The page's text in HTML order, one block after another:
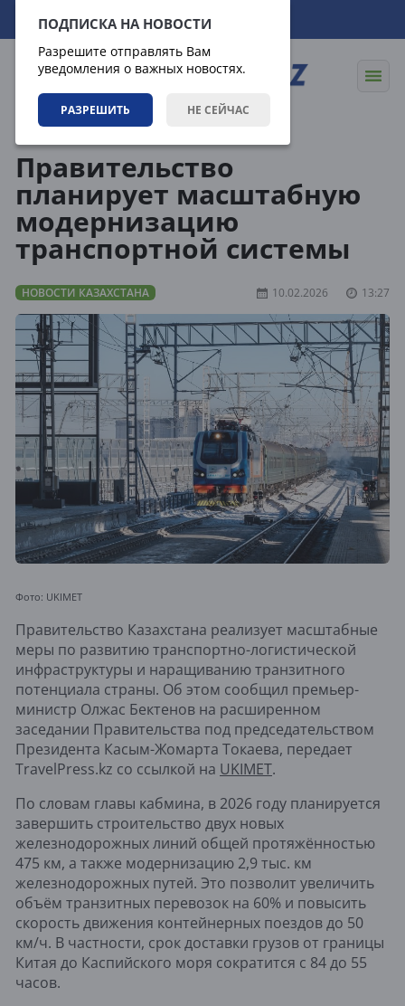
ПОДПИСКА НА НОВОСТИ
Разрешите отправлять Вам
уведомления о важных новостях.
РАЗРЕШИТЬ НЕ СЕЙЧАС
08.08.2026 12:30:51
Правительство
планирует масштабную
модернизацию
транспортной системы
НОВОСТИ КАЗАХСТАНА 10.02.2026 13:27
Фото: UKIMET
Правительство Казахстана реализует масштабные
меры по развитию транспортно-логистической
инфраструктуры и наращиванию транзитного
потенциала страны. Об этом сообщил премьер-
министр Олжас Бектенов на расширенном
заседании Правительства под председательством
Президента Касым-Жомарта Токаева, передает
TravelPress.kz со ссылкой на UKIMET.
По словам главы кабмина, в 2026 году планируется
завершить строительство двух новых
железнодорожных линий общей протяжённостью
475 км, а также модернизацию 2,9 тыс. км
железнодорожных путей. Это позволит увеличить
объём транзитных перевозок на 60% и повысить
скорость движения контейнерных поездов до 50
км/ч. В частности, срок доставки грузов от границы
Китая до Каспийского моря сократится с 84 до 55
часов.